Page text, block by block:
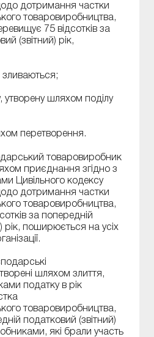
дотримання частки
товаровиробництва,
75 відсотків за
(звітний) рік,
зливаються;
утворену шляхом поділу
перетворення.
товаровиробник
приєднання згідно з
Цивільного кодексу
дотримання частки
товаровиробництва,
за попередній
рік, поширюється на усіх
шляхом злиття,
податку в рік
товаровиробництва,
податковий (звітний)
які брали участь